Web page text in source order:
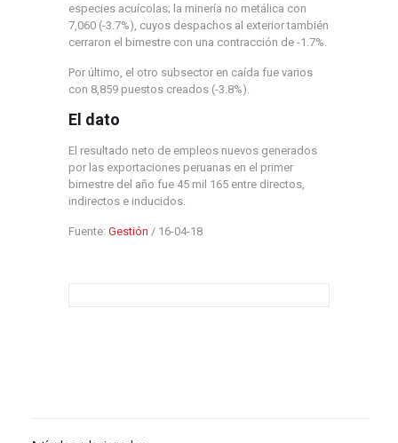
especies acuícolas; la minería no metálica con
7,060 (-3.7%), cuyos despachos al exterior también
cerraron el bimestre con una contracción de -1.7%.
Por último, el otro subsector en caída fue varios
con 8,859 puestos creados (-3.8%).
El dato
El resultado neto de empleos nuevos generados
por las exportaciones peruanas en el primer
bimestre del año fue 45 mil 165 entre directos,
indirectos e inducidos.
Fuente:Gestión / 16-04-18